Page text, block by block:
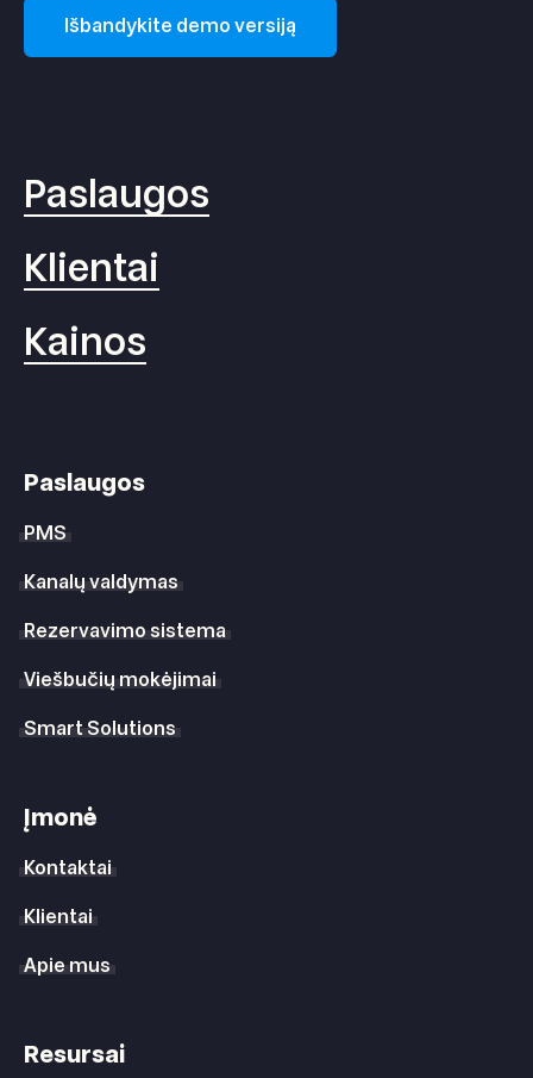
Išbandykite demo versiją
Paslaugos
Klientai
Kainos
Paslaugos
PMS
Kanalų valdymas
Rezervavimo sistema
Viešbučių mokėjimai
Smart Solutions
Įmonė
Kontaktai
Klientai
Apie mus
Resursai